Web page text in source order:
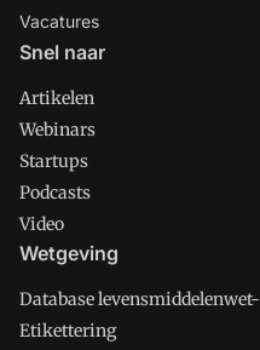
Vacatures
Snel naar
Artikelen
Webinars
Startups
Podcasts
Video
Wetgeving
Database
Etikettering